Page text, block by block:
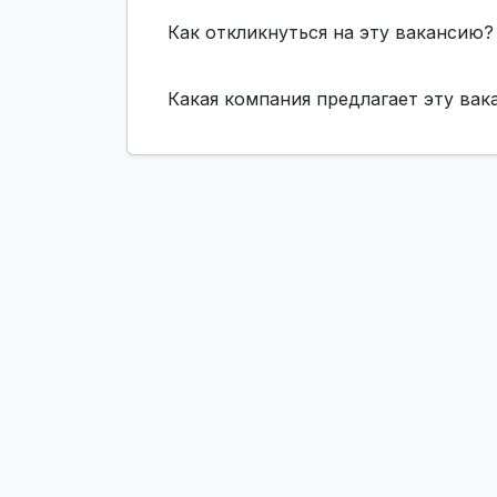
Как откликнуться на эту вакансию?
Какая компания предлагает эту